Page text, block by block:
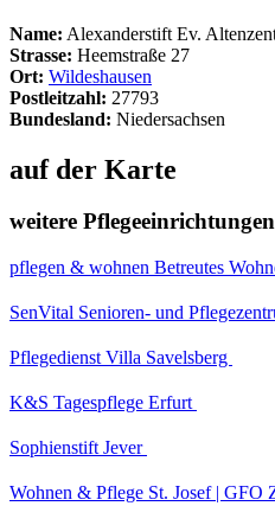
Name: Alexanderstift Ev.
Strasse: Heemstraße 27
Ort: Wildeshausen
Postleitzahl: 27793
Bundesland: Niedersachsen
auf der Karte
weitere
pflegen & wohnen Betreutes
SenVital Senioren- und
Pflegedienst Villa Savelsberg
K&S Tagespflege Erfurt
Sophienstift Jever
Wohnen & Pflege St. Josef | GFO